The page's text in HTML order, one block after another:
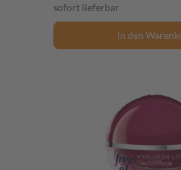
sofort lieferbar
In den